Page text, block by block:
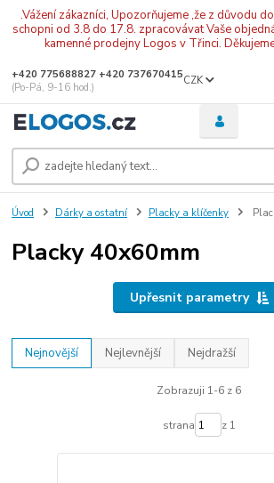
.Vážení zákazníci, Upozorňujeme ,že z důvodu
schopni od 3.8 do 17.8. zpracovávat Vaše
kamenné prodejny Logos v Třinci.
CZK
+420 775688827 +420 737670415
(Po-Pá, 9-16 hod.)
Úvod Dárky a ostatní Placky a klíčenky
Placky 40x60mm
Upřesnit parametry
Nejnovější Nejlevnější Nejdražší
Zobrazuji 1-6 z 6
strana z 1